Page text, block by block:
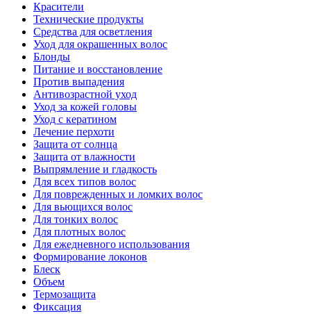
Красители
Технические продукты
Средства для осветления
Уход для окрашенных волос
Блонды
Питание и восстановление
Против выпадения
Антивозрастной уход
Уход за кожей головы
Уход с кератином
Лечение перхоти
Защита от солнца
Защита от влажности
Выпрямление и гладкость
Для всех типов волос
Для поврежденных и ломких волос
Для вьющихся волос
Для тонких волос
Для плотных волос
Для ежедневного использования
Формирование локонов
Блеск
Объем
Термозащита
Фиксация